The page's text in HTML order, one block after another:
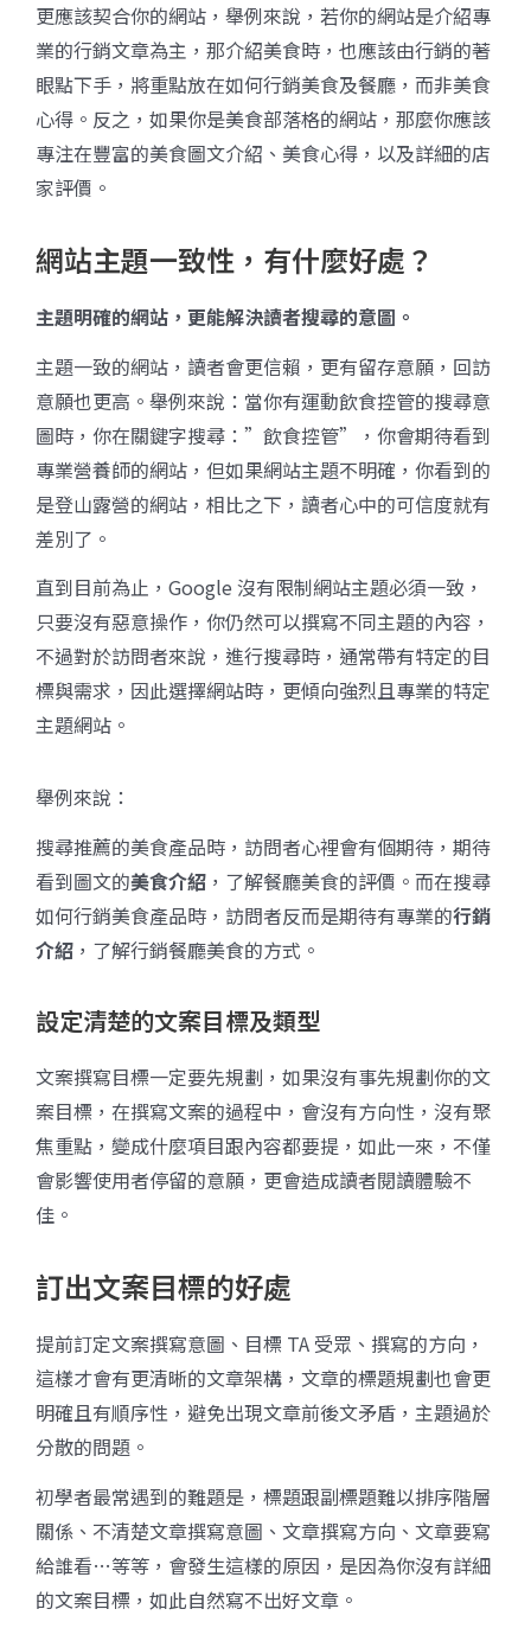
更應該契合你的網站，舉例來說，若你的網站是介紹專
業的行銷文章為主，那介紹美食時，也應該由行銷的著
眼點下手，將重點放在如何行銷美食及餐廳，而非美食
心得。反之，如果你是美食部落格的網站，那麼你應該
專注在豐富的美食圖文介紹、美食心得，以及詳細的店
家評價。
網站主題一致性，有什麼好處？
主題明確的網站，更能解決讀者搜尋的意圖。
主題一致的網站，讀者會更信賴，更有留存意願，回訪
意願也更高。舉例來說：當你有運動飲食控管的搜尋意
圖時，你在關鍵字搜尋：”飲食控管”，你會期待看到
專業營養師的網站，但如果網站主題不明確，你看到的
是登山露營的網站，相比之下，讀者心中的可信度就有
差別了。
直到目前為止，Google 沒有限制網站主題必須一致，
只要沒有惡意操作，你仍然可以撰寫不同主題的內容，
不過對於訪問者來說，進行搜尋時，通常帶有特定的目
標與需求，因此選擇網站時，更傾向強烈且專業的特定
主題網站。
舉例來說：
搜尋推薦的美食產品時，訪問者心裡會有個期待，期待
看到圖文的美食介紹 ，了解餐廳美食的評價。而在搜尋
如何行銷美食產品時，訪問者反而是期待有專業的行銷
介紹 ，了解行銷餐廳美食的方式。
設定清楚的文案目標及類型
文案撰寫目標一定要先規劃，如果沒有事先規劃你的文
案目標，在撰寫文案的過程中，會沒有方向性，沒有聚
焦重點，變成什麼項目跟內容都要提，如此一來，不僅
會影響使用者停留的意願，更會造成讀者閱讀體驗不
佳。
訂出文案目標的好處
提前訂定文案撰寫意圖、目標 TA 受眾、撰寫的方向，
這樣才會有更清晰的文章架構，文章的標題規劃也會更
明確且有順序性，避免出現文章前後文矛盾，主題過於
分散的問題。
初學者最常遇到的難題是，標題跟副標題難以排序階層
關係、不清楚文章撰寫意圖、文章撰寫方向、文章要寫
給誰看…等等，會發生這樣的原因，是因為你沒有詳細
的文案目標，如此自然寫不出好文章。